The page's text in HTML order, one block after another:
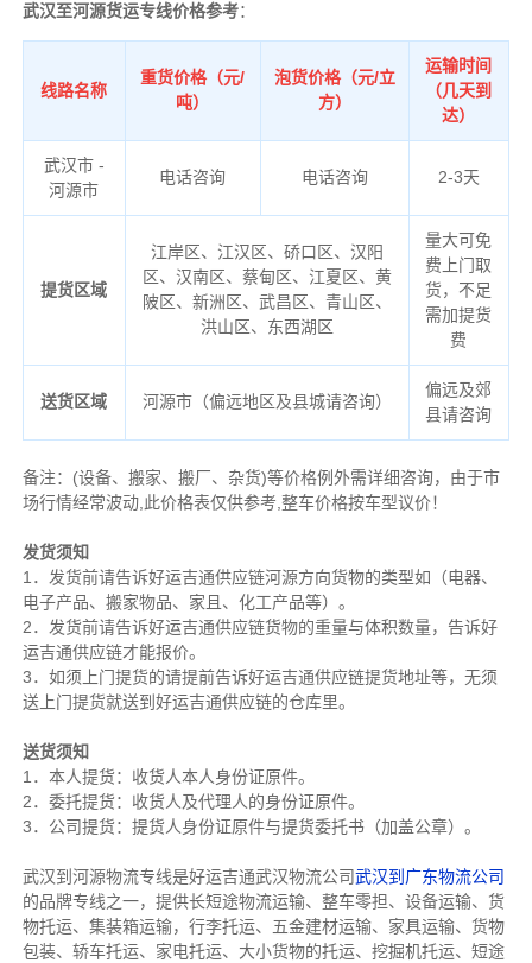
武汉至河源货运专线价格参考：
线路名称
重货价格（元/
吨）
泡货价格（元/立
方）
运输时间
（几天到
达）
武汉市 -
河源市
电话咨询 电话咨询 2-3天
提货区域
江岸区、江汉区、硚口区、汉阳
区、汉南区、蔡甸区、江夏区、黄
陂区、新洲区、武昌区、青山区、
洪山区、东西湖区
量大可免
费上门取
货，不足
需加提货
费
送货区域 河源市（偏远地区及县城请咨询）
偏远及郊
县请咨询
备注： (设备、搬家、搬厂、杂货)等价格例外需详细咨询，由于市
场行情经常波动,此价格表仅供参考,整车价格按车型议价！
发货须知
1．发货前请告诉好运吉通供应链河源方向货物的类型如（电器、
电子产品、搬家物品、家且、化工产品等）。
2．发货前请告诉好运吉通供应链货物的重量与体积数量，告诉好
运吉通供应链才能报价。
3．如须上门提货的请提前告诉好运吉通供应链提货地址等，无须
送上门提货就送到好运吉通供应链的仓库里。
送货须知
1．本人提货：收货人本人身份证原件。
2．委托提货：收货人及代理人的身份证原件。
3．公司提货：提货人身份证原件与提货委托书（加盖公章）。
武汉到河源物流专线是好运吉通武汉物流公司武汉到广东物流公司
的品牌专线之一，提供长短途物流运输、整车零担、设备运输、货
物托运、集装箱运输，行李托运、五金建材运输、家具运输、货物
包装、轿车托运、家电托运、大小货物的托运、挖掘机托运、短途